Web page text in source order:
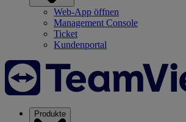
Web-App öffnen
Management Console
Ticket
Kundenportal
Produkte